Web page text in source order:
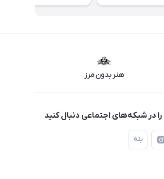
هنر بدون مرز
را در شبکه‌های اجتماعی دنبال کنید
بله